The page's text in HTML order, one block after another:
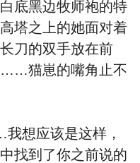
底黑边牧师袍的特
塔之上的她面对着
刀的双手放在前
……猫崽的嘴角止不
想应该是这样，
找到了你之前说的